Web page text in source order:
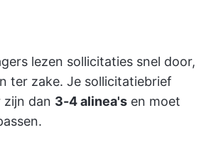
lezen sollicitaties snel door,
ter zake. Je sollicitatiebrief
zijn dan 3-4 alinea's en moet